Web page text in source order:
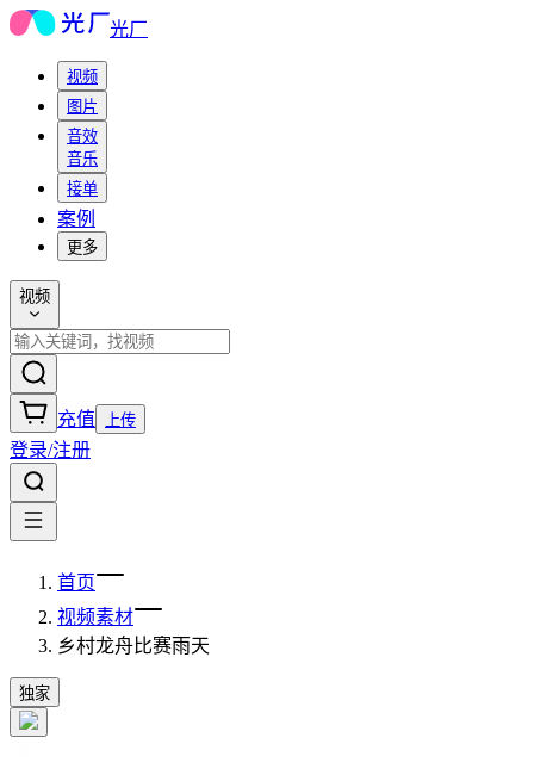
光厂
视频
图片
音效
音乐
接单
案例
更多
视频
充值 上传
登录/注册
首页
视频素材
乡村龙舟比赛雨天
独家